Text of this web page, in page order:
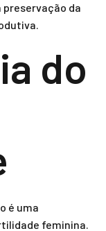
da
do
é uma
feminina.